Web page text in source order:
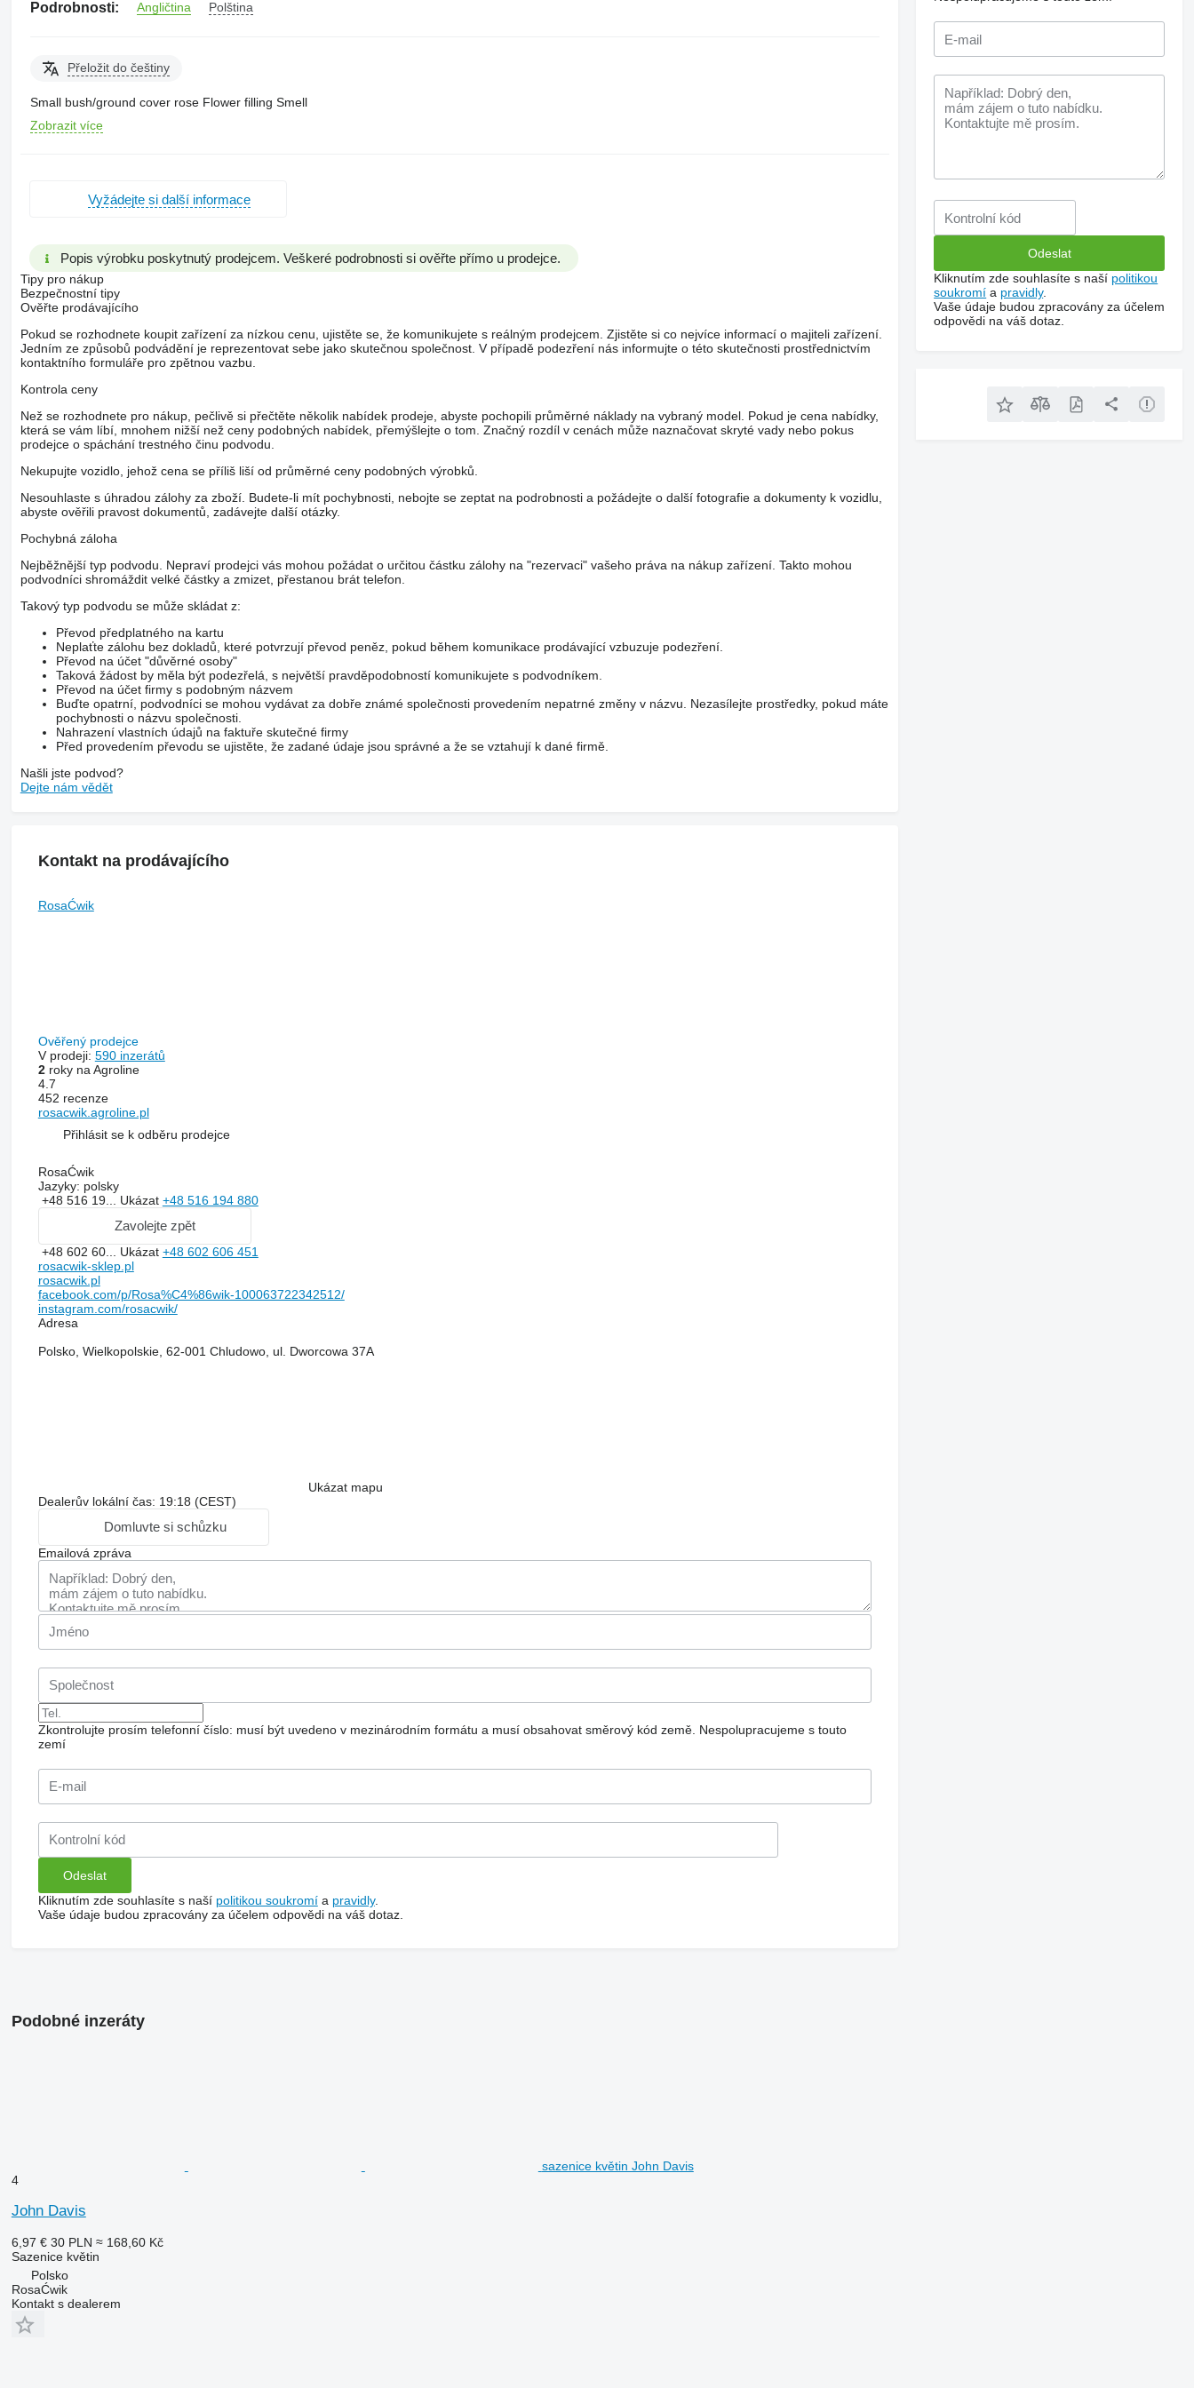
Podrobnosti: Angličtina Polština
Přeložit do češtiny
Small bush/ground cover rose Flower filling Smell
Zobrazit více
Vyžádejte si další informace
Popis výrobku poskytnutý prodejcem. Veškeré podrobnosti si ověřte přímo u prodejce.
Tipy pro nákup
Bezpečnostní tipy
Ověřte prodávajícího
Pokud se rozhodnete koupit zařízení za nízkou cenu, ujistěte se, že komunikujete s reálným prodejcem. Zjistěte si co nejvíce informací o majiteli zařízení.
Jedním ze způsobů podvádění je reprezentovat sebe jako skutečnou společnost. V případě podezření nás informujte o této skutečnosti prostřednictvím
kontaktního formuláře pro zpětnou vazbu.
Kontrola ceny
Než se rozhodnete pro nákup, pečlivě si přečtěte několik nabídek prodeje, abyste pochopili průměrné náklady na vybraný model. Pokud je cena nabídky,
která se vám líbí, mnohem nižší než ceny podobných nabídek, přemýšlejte o tom. Značný rozdíl v cenách může naznačovat skryté vady nebo pokus
prodejce o spáchání trestného činu podvodu.
Nekupujte vozidlo, jehož cena se příliš liší od průměrné ceny podobných výrobků.
Nesouhlaste s úhradou zálohy za zboží. Budete-li mít pochybnosti, nebojte se zeptat na podrobnosti a požádejte o další fotografie a dokumenty k vozidlu,
abyste ověřili pravost dokumentů, zadávejte další otázky.
Pochybná záloha
Nejběžnější typ podvodu. Nepraví prodejci vás mohou požádat o určitou částku zálohy na "rezervaci" vašeho práva na nákup zařízení. Takto mohou
podvodníci shromáždit velké částky a zmizet, přestanou brát telefon.
Takový typ podvodu se může skládat z:
Převod předplatného na kartu
Neplaťte zálohu bez dokladů, které potvrzují převod peněz, pokud během komunikace prodávající vzbuzuje podezření.
Převod na účet "důvěrné osoby"
Taková žádost by měla být podezřelá, s největší pravděpodobností komunikujete s podvodníkem.
Převod na účet firmy s podobným názvem
Buďte opatrní, podvodníci se mohou vydávat za dobře známé společnosti provedením nepatrné změny v názvu. Nezasílejte prostředky, pokud máte
pochybnosti o názvu společnosti.
Nahrazení vlastních údajů na faktuře skutečné firmy
Před provedením převodu se ujistěte, že zadané údaje jsou správné a že se vztahují k dané firmě.
Našli jste podvod?
Dejte nám vědět
Kontakt na prodávajícího
RosaĆwik
Ověřený prodejce
V prodeji: 590 inzerátů
2roky na Agroline
4.7
452 recenze
rosacwik.agroline.pl
Přihlásit se k odběru prodejce
RosaĆwik
Jazyky: polsky
+48 516 19... Ukázat +48 516 194 880
Zavolejte zpět
+48 602 60... Ukázat +48 602 606 451
rosacwik-sklep.pl
rosacwik.pl
facebook.com/p/Rosa%C4%86wik-100063722342512/
instagram.com/rosacwik/
Adresa
Polsko, Wielkopolskie, 62-001 Chludowo, ul. Dworcowa 37A
Ukázat mapu
Dealerův lokální čas: 19:18 (CEST)
Domluvte si schůzku
Emailová zpráva
Zkontrolujte prosím telefonní číslo: musí být uvedeno v mezinárodním formátu a musí obsahovat směrový kód země. Nespolupracujeme s touto
zemí
Kliknutím zde souhlasíte s naší politikou soukromía pravidly.
Vaše údaje budou zpracovány za účelem odpovědi na váš dotaz.
Kliknutím zde souhlasíte s naší politikou
soukromí a pravidly.
Vaše údaje budou zpracovány za účelem
odpovědi na váš dotaz.
Podobné inzeráty
sazenice květin John Davis
4
John Davis
6,97 € 30 PLN ≈ 168,60 Kč
Sazenice květin
Polsko
RosaĆwik
Kontakt s dealerem